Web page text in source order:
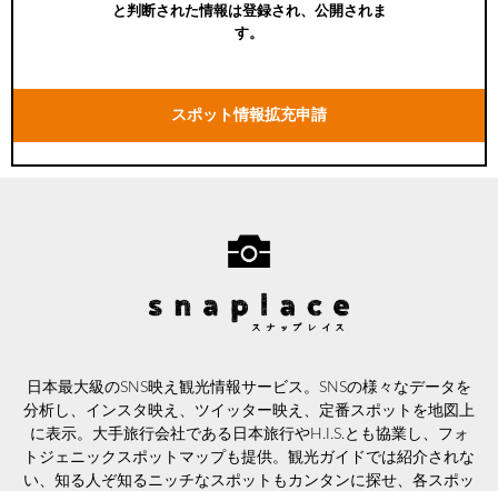
と判断された情報は登録され、公開されま
す。
スポット情報拡充申請
日本最大級のSNS映え観光情報サービス。SNSの様々なデータを
分析し、インスタ映え、ツイッター映え、定番スポットを地図上
に表示。大手旅行会社である日本旅行やH.I.S.とも協業し、フォ
トジェニックスポットマップも提供。観光ガイドでは紹介されな
い、知る人ぞ知るニッチなスポットもカンタンに探せ、各スポッ